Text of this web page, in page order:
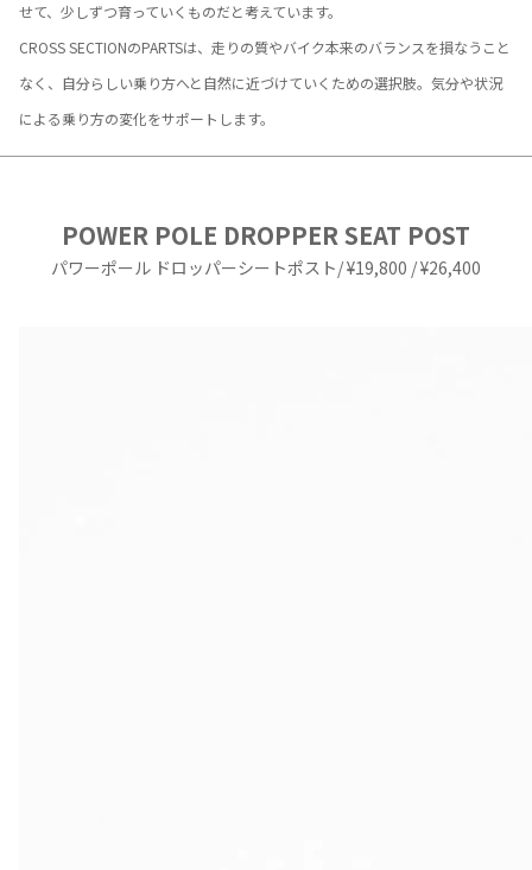
せて、少しずつ育っていくものだと考えています。
CROSS SECTIONのPARTSは、走りの質やバイク本来のバランスを損なうこと
なく、自分らしい乗り方へと自然に近づけていくための選択肢。気分や状況
による乗り方の変化をサポートします。
POWER POLE DROPPER SEAT POST
パワーポール ドロッパーシートポスト/ ¥19,800 / ¥26,400